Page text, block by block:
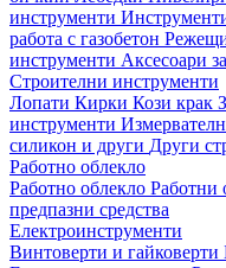
инструменти
работа с газобетон
инструменти Аксесоари
Строителни инструменти
Лопати Кирки Кози крак
инструменти
силикон и други Други
Работно облекло
Работно облекло Работни
предпазни средства
Електроинструменти
Винтоверти и гайковерти